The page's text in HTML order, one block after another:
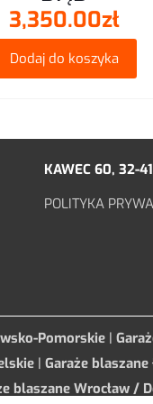
3,350.00zł
Dodaj do koszyka
KAWEC 60, 32-
POLITYKA
Pomorskie |
| Garaże
blaszane Wrocław /